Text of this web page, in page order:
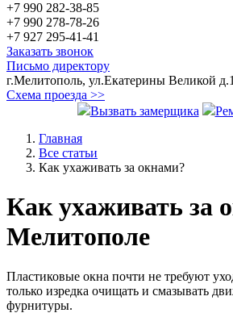
+7 990 282-38-85
+7 990 278-78-26
+7 927 295-41-41
Заказать звонок
Письмо директору
г.Мелитополь, ул.Екатерины Великой
Схема проезда >>
Вызвать замерщика
Главная
Все статьи
Как ухаживать за окнами?
Как ухаживать за
Мелитополе
Пластиковые окна почти не требуют
только изредка очищать и смазывать
фурнитуры.